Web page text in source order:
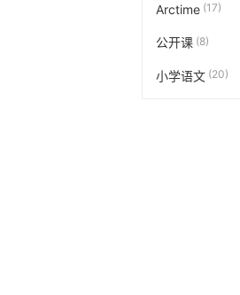
Arctime (17)
公开课 (8)
小学语文 (20)